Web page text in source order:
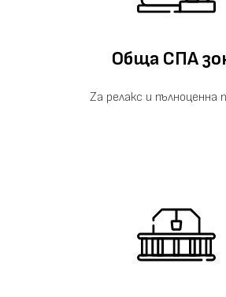
Обща СПА
Zа релакс и пълноценна